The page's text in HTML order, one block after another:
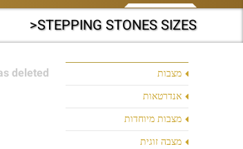
STEPPING STONES SIZES<
מצבות
אנדרטאות
מצבות מיוחדות
מצבה זוגית
deleted.